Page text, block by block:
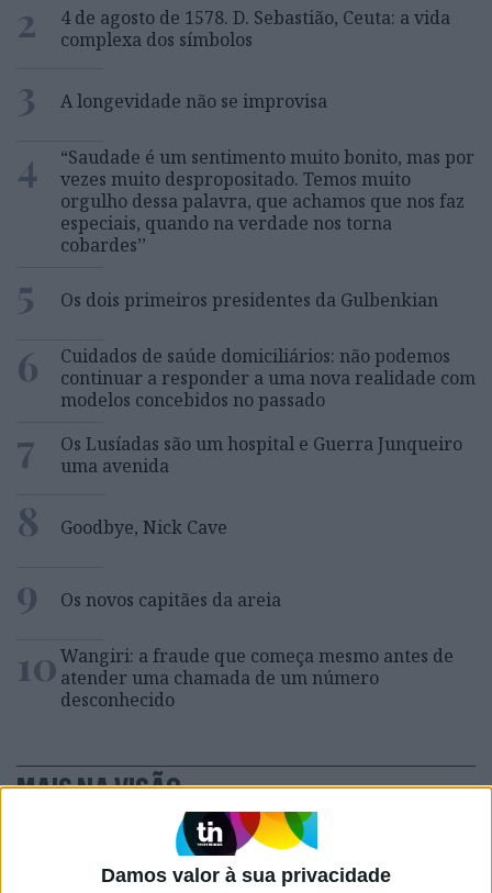
Damos valor à sua privacidade
2
4 de agosto de 1578. D. Sebastião, Ceuta: a vida
complexa dos símbolos
3 A longevidade não se improvisa
4
“Saudade é um sentimento muito bonito, mas por
vezes muito despropositado. Temos muito
orgulho dessa palavra, que achamos que nos faz
especiais, quando na verdade nos torna
cobardes’’
5 Os dois primeiros presidentes da Gulbenkian
6
Cuidados de saúde domiciliários: não podemos
continuar a responder a uma nova realidade com
modelos concebidos no passado
7
Os Lusíadas são um hospital e Guerra Junqueiro
uma avenida
8 Goodbye, Nick Cave
9 Os novos capitães da areia
10Wangiri: a fraude que começa mesmo antes de
atender uma chamada de um número
desconhecido
MAIS NA VISÃO